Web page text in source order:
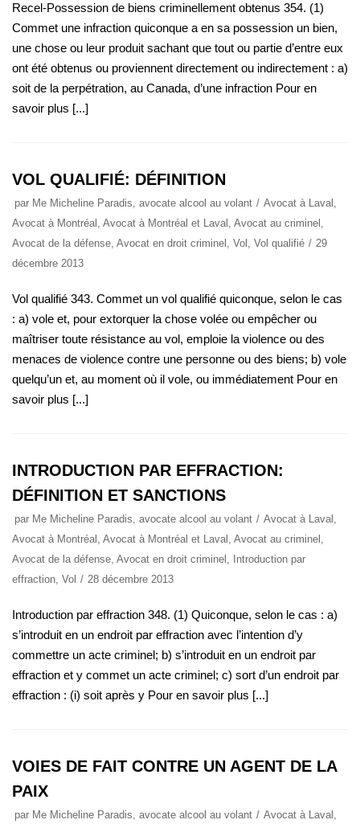
Recel-Possession de biens criminellement obtenus 354. (1)
Commet une infraction quiconque a en sa possession un bien,
une chose ou leur produit sachant que tout ou partie d’entre eux
ont été obtenus ou proviennent directement ou indirectement : a)
soit de la perpétration, au Canada, d’une infraction Pour en
savoir plus [...]
VOL QUALIFIÉ: DÉFINITION
par Me Micheline Paradis, avocate alcool au volant Avocat à Laval ,
Avocat à Montréal , Avocat à Montréal et Laval , Avocat au criminel ,
Avocat de la défense, Avocat en droit criminel , Vol , Vol qualifié
29
décembre 2013
Vol qualifié 343. Commet un vol qualifié quiconque, selon le cas
: a) vole et, pour extorquer la chose volée ou empêcher ou
maîtriser toute résistance au vol, emploie la violence ou des
menaces de violence contre une personne ou des biens; b) vole
quelqu’un et, au moment où il vole, ou immédiatement Pour en
savoir plus [...]
INTRODUCTION PAR EFFRACTION:
DÉFINITION ET SANCTIONS
par Me Micheline Paradis, avocate alcool au volant Avocat à Laval ,
Avocat à Montréal , Avocat à Montréal et Laval , Avocat au criminel ,
Avocat de la défense, Avocat en droit criminel ,
Introduction par
effraction, Vol 28 décembre 2013
Introduction par effraction 348. (1) Quiconque, selon le cas : a)
s’introduit en un endroit par effraction avec l’intention d’y
commettre un acte criminel; b) s’introduit en un endroit par
effraction et y commet un acte criminel; c) sort d’un endroit par
effraction : (i) soit après y Pour en savoir plus [...]
VOIES DE FAIT CONTRE UN AGENT DE LA
PAIX
par Me Micheline Paradis, avocate alcool au volant Avocat à Laval ,